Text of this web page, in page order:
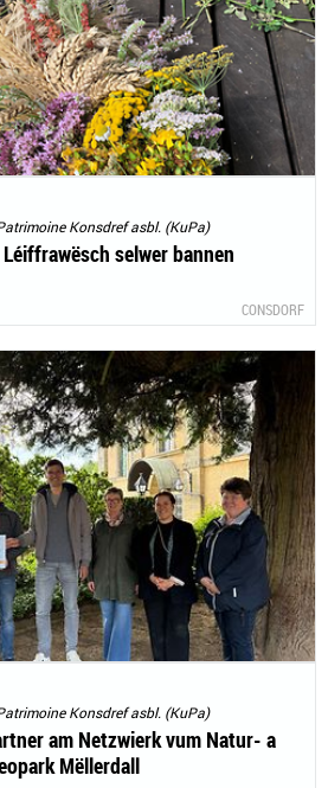
Konsdref asbl. (KuPa)
selwer bannen
CONSDORF
Konsdref asbl. (KuPa)
am Netzwierk vum Natur- a
Mëllerdall